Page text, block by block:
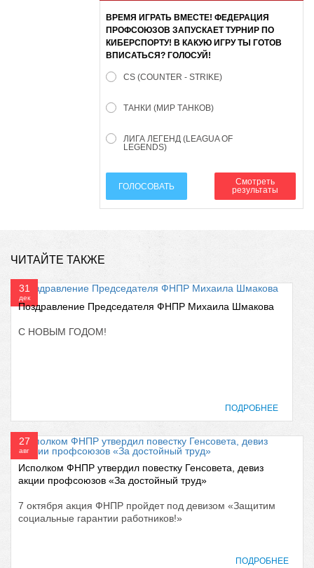
ВРЕМЯ ИГРАТЬ ВМЕСТЕ! ФЕДЕРАЦИЯ
ПРОФСОЮЗОВ ЗАПУСКАЕТ ТУРНИР ПО
КИБЕРСПОРТУ! В КАКУЮ ИГРУ ТЫ ГОТОВ
ВПИСАТЬСЯ? ГОЛОСУЙ!
CS (COUNTER - STRIKE)
ТАНКИ (МИР ТАНКОВ)
ЛИГА ЛЕГЕНД (LEAGUA OF
LEGENDS)
ГОЛОСОВАТЬ
Смотреть
результаты
ЧИТАЙТЕ ТАКЖЕ
31
дек
Поздравление Председателя ФНПР Михаила Шмакова
С НОВЫМ ГОДОМ!
ПОДРОБНЕЕ
27
авг
Исполком ФНПР утвердил повестку Генсовета, девиз
акции профсоюзов «За достойный труд»
7 октября акция ФНПР пройдет под девизом «Защитим
социальные гарантии работников!»
ПОДРОБНЕЕ